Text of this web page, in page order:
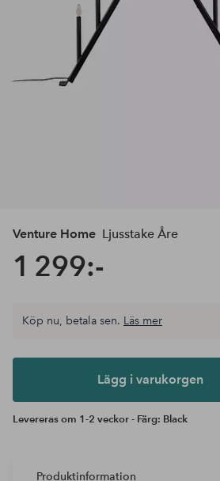
Venture Home Ljusstake Åre
1 299:-
Lägg i
Köp nu, betala sen. Läs mer
Lägg i varukorgen
Levereras om 1-2 veckor - Färg: Black
Produktinformation